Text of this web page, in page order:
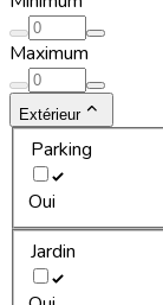
Maximum
Extérieur
Parking
Oui
Jardin